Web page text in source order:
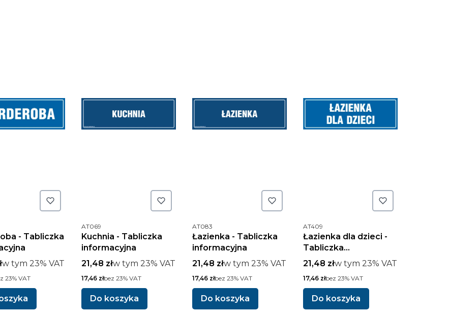
- Tabliczka
w tym %s VAT
w tym 23% VAT
23% VAT
Kod produktu
AT069
Kuchnia - Tabliczka
informacyjna
Cena brutto
21,48 złw tym %s VAT
w tym 23% VAT
Cena netto
17,46 złbez 23% VAT
Do koszyka
Kod produktu
AT083
Łazienka - Tabliczka
informacyjna
Cena brutto
21,48 złw tym %s VAT
w tym 23% VAT
Cena netto
17,46 złbez 23% VAT
Do koszyka
Kod produktu
AT409
Łazienka dla dzieci -
Tabliczka
informacyjna
Cena brutto
21,48 złw tym %s VAT
w tym 23% VAT
Cena netto
17,46 złbez 23% VAT
Do koszyka